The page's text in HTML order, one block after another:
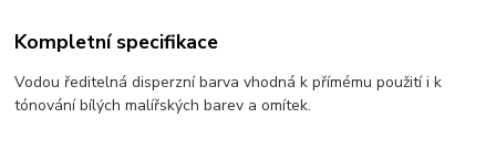
Kompletní specifikace
Vodou ředitelná disperzní barva vhodná k přímému použití i k
tónování bílých malířských barev a omítek.